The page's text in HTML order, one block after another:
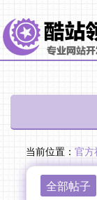
当前位置： 官方
全部帖子